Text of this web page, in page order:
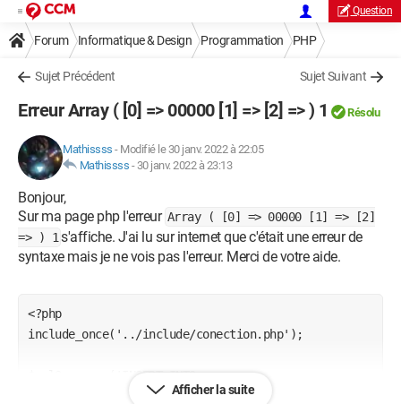
Question
Forum Informatique & Design Programmation PHP
Sujet Précédent Sujet Suivant
Erreur Array ( [0] => 00000 [1] => [2] => ) 1 Résolu
Mathissss - Modifié le 30 janv. 2022 à 22:05
Mathissss - 30 janv. 2022 à 23:13
Bonjour,
Sur ma page php l'erreur Array ( [0] => 00000 [1] => [2]
=> ) 1 s'affiche. J'ai lu sur internet que c'était une erreur de
syntaxe mais je ne vois pas l'erreur. Merci de votre aide.
<?php
include_once('../include/conection.php');
$sqlQuery = ('INSERT INTO
user_and_color(preset_name) VALUES
Afficher la suite